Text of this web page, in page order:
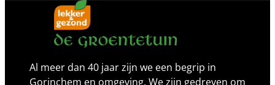
Al meer dan 40 jaar zijn we een begrip in
Gorinchem en omgeving. We zijn gedreven om